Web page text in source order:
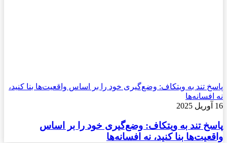
پاسخ تند به ویتکاف: وضع‌گیری خود را بر اساس واقعیت‌ها بنا کنید،
نه افسانه‌ها
16 آوریل 2025
پاسخ تند به ویتکاف: وضع‌گیری خود را بر اساس
واقعیت‌ها بنا کنید، نه افسانه‌ها